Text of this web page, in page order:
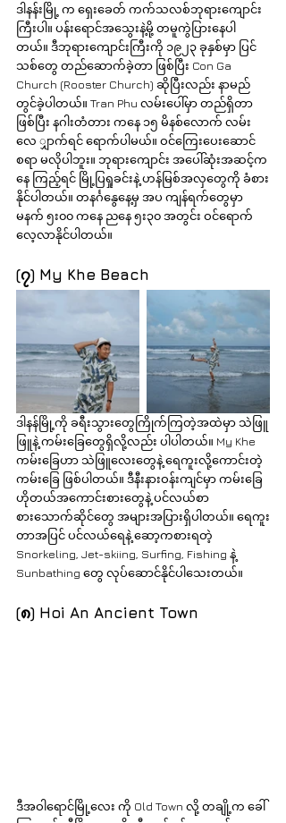
ဒါနန်းမြို့ က ရှေးခေတ် ကက်သလစ်ဘုရားကျောင်း
ကြီးပါ။ ပန်းရောင်အသွေးနဲ့မို့ တမူကွဲပြားနေပါ
တယ်။ ဒီဘုရားကျောင်းကြီးကို ၁၉၂၃ ခုနှစ်မှာ ပြင်
သစ်တွေ တည်ဆောက်ခဲ့တာ ဖြစ်ပြီး Con Ga
Church (Rooster Church) ဆိုပြီးလည်း နာမည်
တွင်ခဲ့ပါတယ်။ Tran Phu လမ်းပေါ်မှာ တည်ရှိတာ
ဖြစ်ပြီး နဂါးတံတား ကနေ ၁၅ မိနစ်လောက် လမ်း
လေ ျှာက်ရင် ရောက်ပါမယ်။ ဝင်ကြေးပေးဆောင်
စရာ မလိုပါဘူး။ ဘုရားကျောင်း အပေါ်ဆုံးအဆင့်က
နေ ကြည့်ရင် မြို့ပြရှုခင်းနဲ့ ဟန်မြစ်အလှတွေကို ခံစား
နိုင်ပါတယ်။ တနင်္ဂနွေနေ့မှ အပ ကျန်ရက်တွေမှာ
မနက် ၅း၀၀ ကနေ ညနေ ၅း၃၀ အတွင်း ဝင်ရောက်
လေ့လာနိုင်ပါတယ်။
(၇) My Khe Beach
ဒါနန်မြို့ကို ခရီးသွားတွေကြိုက်ကြတဲ့အထဲမှာ သဲဖြူ
ဖြူနဲ့ ကမ်းခြေတွေရှိလို့လည်း ပါပါတယ်။ My Khe
ကမ်းခြေဟာ သဲဖြူလေးတွေနဲ့ ရေကူးလို့ကောင်းတဲ့
ကမ်းခြေ ဖြစ်ပါတယ်။ ဒီနီးနားဝန်းကျင်မှာ ကမ်းခြေ
ဟိုတယ်အကောင်းစားတွေနဲ့ ပင်လယ်စာ
စားသောက်ဆိုင်တွေ အများအပြားရှိပါတယ်။ ရေကူး
တာအပြင် ပင်လယ်ရေနဲ့ ဆော့ကစားရတဲ့
Snorkeling, Jet-skiing, Surfing, Fishing နဲ့
Sunbathing တွေ လုပ်ဆောင်နိုင်ပါသေးတယ်။
(၈) Hoi An Ancient Town
ဒီအဝါရောင်မြို့လေး ကို Old Town လို့ တချို့က ခေါ်